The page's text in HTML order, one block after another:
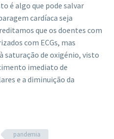
é algo que pode salvar
cardíaca seja
que os doentes com
com ECGs, mas
saturação de oxigénio, visto
imediato de
e a diminuição da
pandemia